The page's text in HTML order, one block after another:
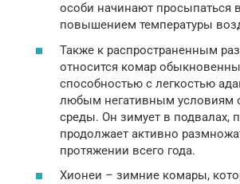
особи начинают просыпаться
повышением температуры
Также к распространенным
относится комар
способностью с легкостью
любым негативным условиям
среды. Он зимует в подвалах,
продолжает активно
протяжении всего года.
Хионеи – зимние комары,